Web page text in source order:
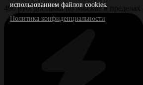
490 руб. доставка по Москве в
использованием файлов cookies.
Политика конфиденциальности